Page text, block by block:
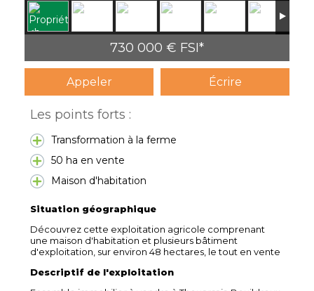
730 000 € FSI*
Appeler Écrire
Les points forts :
Transformation à la ferme
50 ha en vente
Maison d'habitation
Situation géographique
Découvrez cette exploitation agricole comprenant
une maison d'habitation et plusieurs bâtiment
d'exploitation, sur environ 48 hectares, le tout en vente
Descriptif de l'exploitation